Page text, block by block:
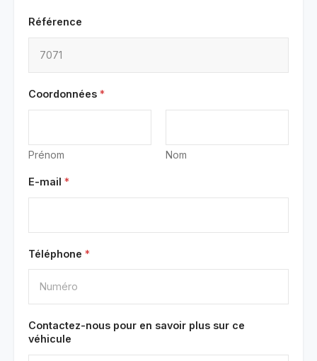
Référence
Coordonnées *
Prénom Nom
E-mail *
Téléphone *
Contactez-nous pour en savoir plus sur ce
véhicule